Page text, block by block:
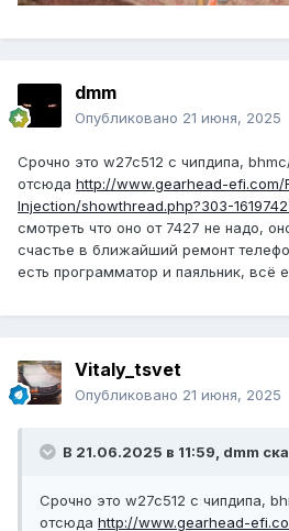
dmm
Опубликовано 21 июня, 2025
Срочно это w27c512 с чипдипа,
отсюда http://www.gearhead-efi.com/
Injection/showthread.php?303-
смотреть что оно от 7427 не надо,
счастье в ближайший ремонт
есть программатор и паяльник, всё
Vitaly_tsvet
Опубликовано 21 июня, 2025
В 21.06.2025 в 11:59, dmm
Срочно это w27c512 с чипдипа,
отсюда http://www.gearhead-